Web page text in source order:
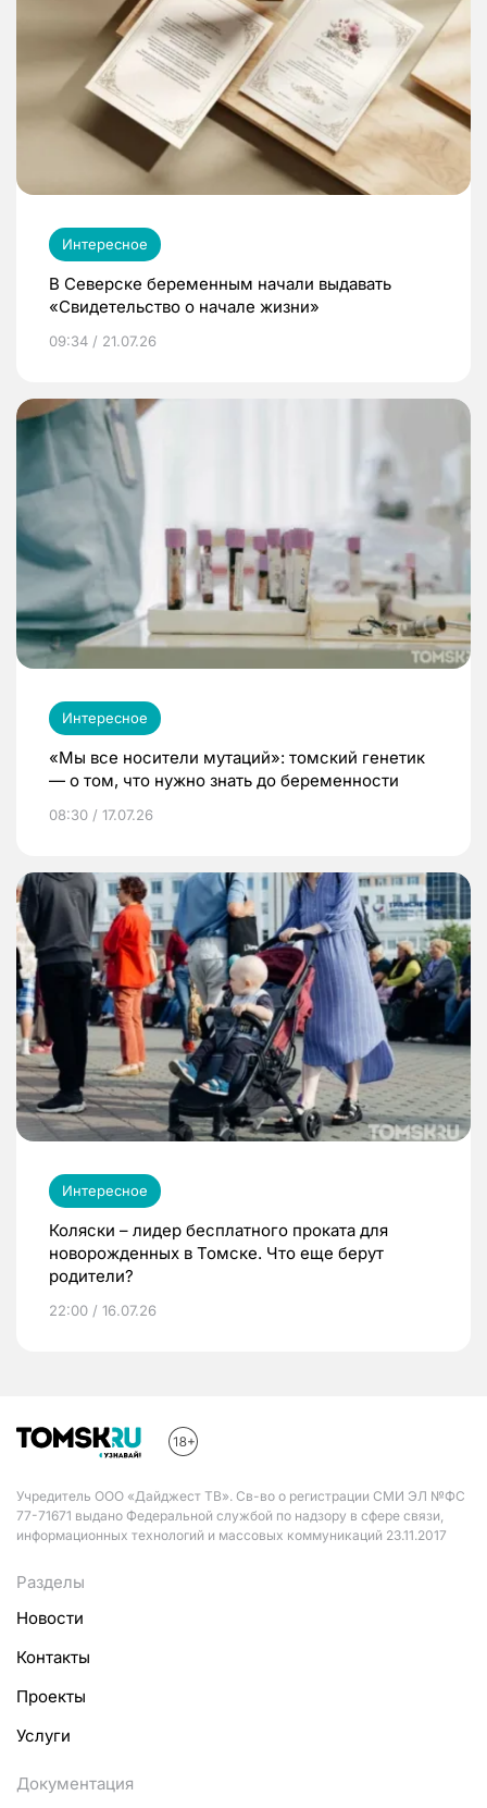
Интересное
В Северске беременным начали выдавать
«Свидетельство о начале жизни»
09:34 / 21.07.26
Интересное
«Мы все носители мутаций»: томский генетик
— о том, что нужно знать до беременности
08:30 / 17.07.26
Интересное
Коляски – лидер бесплатного проката для
новорожденных в Томске. Что еще берут
родители?
22:00 / 16.07.26
Учредитель ООО «Дайджест ТВ». Св-во о регистрации СМИ ЭЛ №ФС
77-71671 выдано Федеральной службой по надзору в сфере связи,
информационных технологий и массовых коммуникаций 23.11.2017
Разделы
Новости
Контакты
Проекты
Услуги
Документация